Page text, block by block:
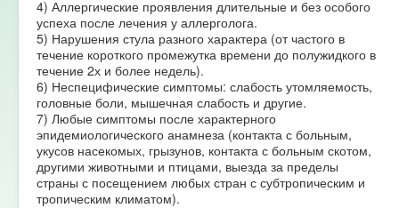
4) Аллергические проявления длительные и без особого
успеха после лечения у аллерголога.
5) Нарушения стула разного характера (от частого в
течение короткого промежутка времени до полужидкого в
течение 2х и более недель).
6) Неспецифические симптомы: слабость утомляемость,
головные боли, мышечная слабость и другие.
7) Любые симптомы после характерного
эпидемиологического анамнеза (контакта с больным,
укусов насекомых, грызунов, контакта с больным скотом,
другими животными и птицами, выезда за пределы
страны с посещением любых стран с субтропическим и
тропическим климатом).